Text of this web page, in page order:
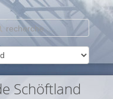
Schöftland